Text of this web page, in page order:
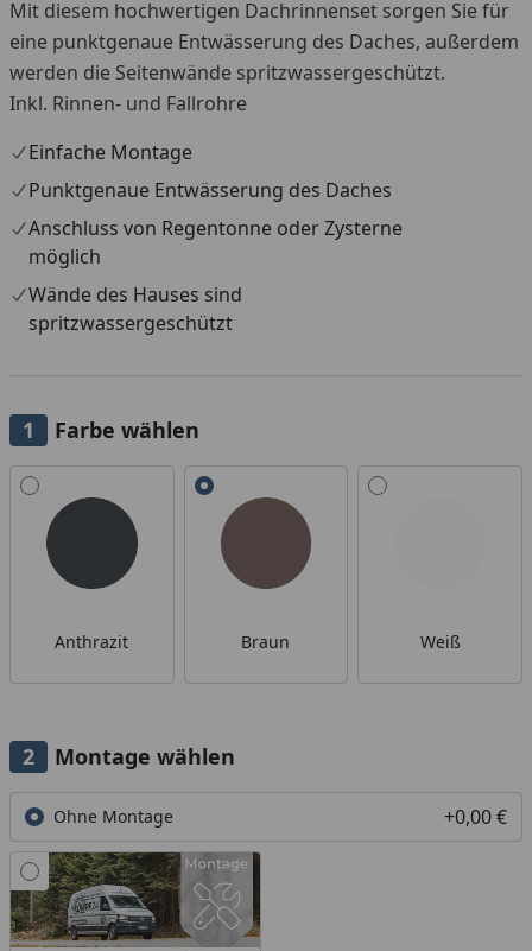
Mit diesem hochwertigen Dachrinnenset sorgen Sie für
eine punktgenaue Entwässerung des Daches, außerdem
werden die Seitenwände spritzwassergeschützt.
Inkl. Rinnen- und Fallrohre
Einfache Montage
Punktgenaue Entwässerung des Daches
Anschluss von Regentonne oder Zysterne
möglich
Wände des Hauses sind
spritzwassergeschützt
Farbe wählen
Alle anzeigen (3)
Anthrazit Braun Weiß
Montage wählen
Ohne Montage +0,00 €